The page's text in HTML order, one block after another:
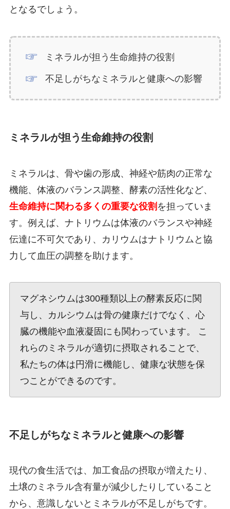
となるでしょう。
ミネラルが担う生命維持の役割
不足しがちなミネラルと健康への影響
ミネラルが担う生命維持の役割
ミネラルは、骨や歯の形成、神経や筋肉の正常な
機能、体液のバランス調整、酵素の活性化など、
生命維持に関わる多くの重要な役割 を担っていま
す。例えば、ナトリウムは体液のバランスや神経
伝達に不可欠であり、カリウムはナトリウムと協
力して血圧の調整を助けます。
マグネシウムは300種類以上の酵素反応に関
与し、カルシウムは骨の健康だけでなく、心
臓の機能や血液凝固にも関わっています。 こ
れらのミネラルが適切に摂取されることで、
私たちの体は円滑に機能し、健康な状態を保
つことができるのです。
不足しがちなミネラルと健康への影響
現代の食生活では、加工食品の摂取が増えたり、
土壌のミネラル含有量が減少したりしていること
から、意識しないとミネラルが不足しがちです。